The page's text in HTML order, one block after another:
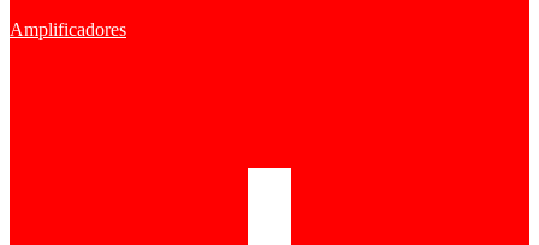
Amplificadores